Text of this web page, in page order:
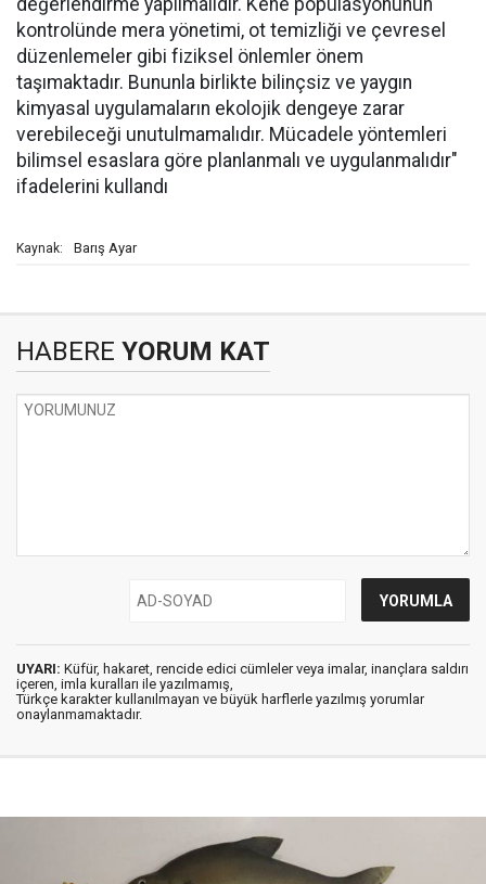
değerlendirme yapılmalıdır. Kene popülasyonunun
kontrolünde mera yönetimi, ot temizliği ve çevresel
düzenlemeler gibi fiziksel önlemler önem
taşımaktadır. Bununla birlikte bilinçsiz ve yaygın
kimyasal uygulamaların ekolojik dengeye zarar
verebileceği unutulmamalıdır. Mücadele yöntemleri
bilimsel esaslara göre planlanmalı ve uygulanmalıdır"
ifadelerini kullandı
Kaynak: Barış Ayar
HABERE YORUM KAT
UYARI: Küfür, hakaret, rencide edici cümleler veya imalar, inançlara saldırı
içeren, imla kuralları ile yazılmamış,
Türkçe karakter kullanılmayan ve büyük harflerle yazılmış yorumlar
onaylanmamaktadır.